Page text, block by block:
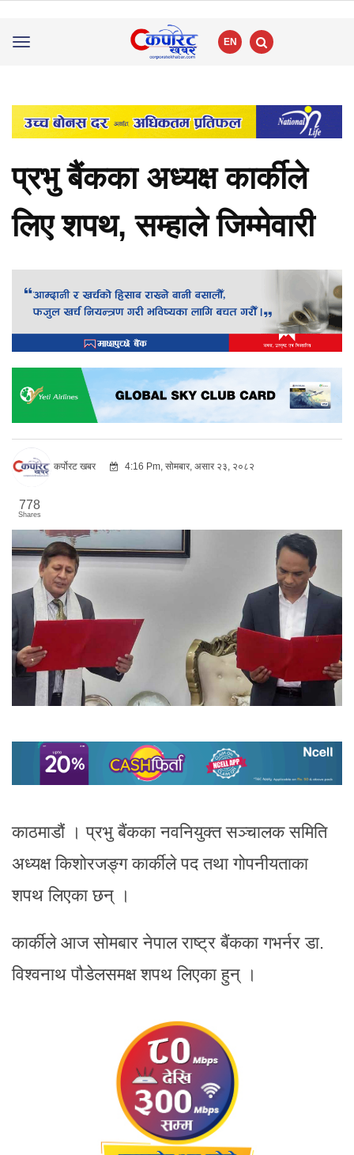
Toggle
EN
प्रभु बैंकका अध्यक्ष कार्कीले
लिए शपथ, सम्हाले जिम्मेवारी
कर्पोरट खबर 4:16 Pm, सोमबार, असार २३, २०८२
778
Shares
काठमाडौं । प्रभु बैंकका नवनियुक्त सञ्चालक समिति
अध्यक्ष किशोरजङ्ग कार्कीले पद तथा गोपनीयताका
शपथ लिएका छन् ।
कार्कीले आज सोमबार नेपाल राष्ट्र बैंकका गभर्नर डा.
विश्वनाथ पौडेलसमक्ष शपथ लिएका हुन् ।